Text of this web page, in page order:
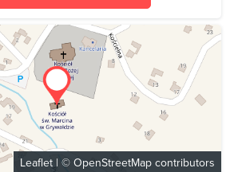
Leaflet | © OpenStreetMap contributors